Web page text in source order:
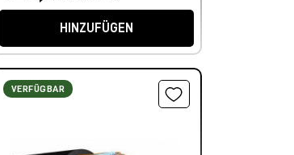
HINZUFÜGEN
VERFÜGBAR